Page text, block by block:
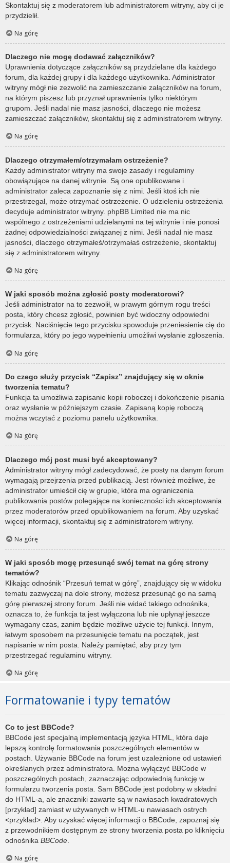
Skontaktuj się z moderatorem lub administratorem witryny, aby ci je
przydzielił.
Na górę
Dlaczego nie mogę dodawać załączników?
Uprawnienia dotyczące załączników są przydzielane dla każdego
forum, dla każdej grupy i dla każdego użytkownika. Administrator
witryny mógł nie zezwolić na zamieszczanie załączników na forum,
na którym piszesz lub przyznał uprawnienia tylko niektórym
grupom. Jeśli nadal nie masz jasności, dlaczego nie możesz
zamieszczać załączników, skontaktuj się z administratorem witryny.
Na górę
Dlaczego otrzymałem/otrzymałam ostrzeżenie?
Każdy administrator witryny ma swoje zasady i regulaminy
obowiązujące na danej witrynie. Są one opublikowane i
administrator zaleca zapoznanie się z nimi. Jeśli ktoś ich nie
przestrzegał, może otrzymać ostrzeżenie. O udzieleniu ostrzeżenia
decyduje administrator witryny. phpBB Limited nie ma nic
wspólnego z ostrzeżeniami udzielanymi na tej witrynie i nie ponosi
żadnej odpowiedzialności związanej z nimi. Jeśli nadal nie masz
jasności, dlaczego otrzymałeś/otrzymałaś ostrzeżenie, skontaktuj
się z administratorem witryny.
Na górę
W jaki sposób można zgłosić posty moderatorowi?
Jeśli administrator na to zezwolił, w prawym górnym rogu treści
posta, który chcesz zgłosić, powinien być widoczny odpowiedni
przycisk. Naciśnięcie tego przycisku spowoduje przeniesienie cię do
formularza, który po jego wypełnieniu umożliwi wysłanie zgłoszenia.
Na górę
Do czego służy przycisk “Zapisz” znajdujący się w oknie
tworzenia tematu?
Funkcja ta umożliwia zapisanie kopii roboczej i dokończenie pisania
oraz wysłanie w późniejszym czasie. Zapisaną kopię roboczą
można wczytać z poziomu panelu użytkownika.
Na górę
Dlaczego mój post musi być akceptowany?
Administrator witryny mógł zadecydować, że posty na danym forum
wymagają przejrzenia przed publikacją. Jest również możliwe, że
administrator umieścił cię w grupie, która ma ograniczenia
publikowania postów polegające na konieczności ich akceptowania
przez moderatorów przed opublikowaniem na forum. Aby uzyskać
więcej informacji, skontaktuj się z administratorem witryny.
Na górę
W jaki sposób mogę przesunąć swój temat na górę strony
tematów?
Klikając odnośnik “Przesuń temat w górę”, znajdujący się w widoku
tematu zazwyczaj na dole strony, możesz przesunąć go na samą
górę pierwszej strony forum. Jeśli nie widać takiego odnośnika,
oznacza to, że funkcja ta jest wyłączona lub nie upłynął jeszcze
wymagany czas, zanim będzie możliwe użycie tej funkcji. Innym,
łatwym sposobem na przesunięcie tematu na początek, jest
napisanie w nim posta. Należy pamiętać, aby przy tym
przestrzegać regulaminu witryny.
Na górę
Formatowanie i typy tematów
Co to jest BBCode?
BBCode jest specjalną implementacją języka HTML, która daje
lepszą kontrolę formatowania poszczególnych elementów w
postach. Używanie BBCode na forum jest uzależnione od ustawień
określanych przez administratora. Można wyłączyć BBCode w
poszczególnych postach, zaznaczając odpowiednią funkcję w
formularzu tworzenia posta. Sam BBCode jest podobny w składni
do HTML-a, ale znaczniki zawarte są w nawiasach kwadratowych
[przykład] zamiast w używanych w HTML-u nawiasach ostrych
<przykład>. Aby uzyskać więcej informacji o BBCode, zapoznaj się
z przewodnikiem dostępnym ze strony tworzenia posta po kliknięciu
odnośnika BBCode
Na górę